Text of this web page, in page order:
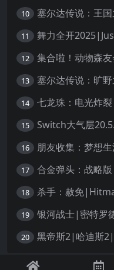
10
11 舞力全开
12
13
14
15 Switch大气层
16
17 合金弹头：战略
18 杀手：赦免
19
20 黑帝斯2|哈迪斯